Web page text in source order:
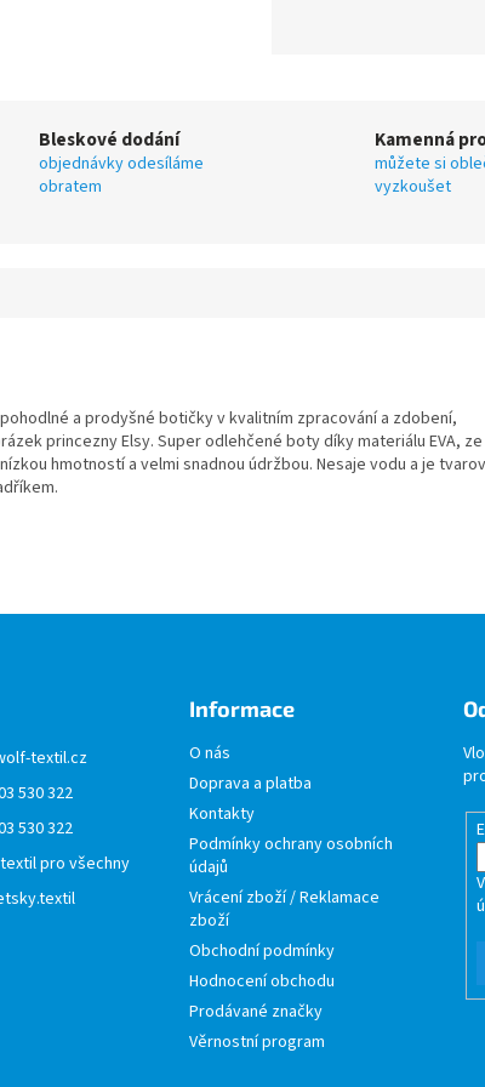
Bleskové dodání
objednávky odesíláme
obratem
Kamenná
můžete si
vyzkoušet
a prodyšné botičky v kvalitním zpracování a zdobení,
princezny Elsy. Super odlehčené boty díky materiálu EVA, ze
hmotností a velmi snadnou údržbou. Nesaje vodu a je
textil.cz
530 322
530 322
pro všechny
Informace
O nás
Doprava a platba
Kontakty
Podmínky ochrany osobních
údajů
Vrácení zboží / Reklamace
zboží
Obchodní podmínky
Hodnocení obchodu
Prodávané značky
Věrnostní program